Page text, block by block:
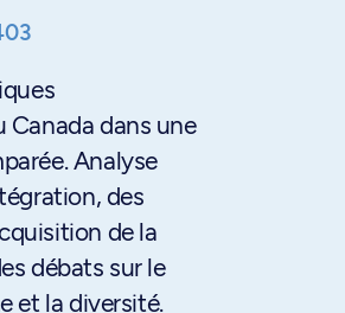
dans une
Analyse
des
de la
débats sur le
et la diversité.